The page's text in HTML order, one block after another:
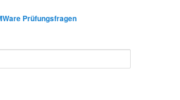
Prüfungsfragen